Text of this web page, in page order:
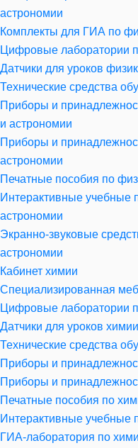
астрономии
Комплекты для ГИА по
Цифровые лаборатории
Датчики для уроков
Технические средства
Приборы и
и астрономии
Приборы и
астрономии
Печатные пособия по
Интерактивные учебные
астрономии
Экранно-звуковые
астрономии
Кабинет химии
Специализированная
Цифровые лаборатории
Датчики для уроков химии
Технические средства
Приборы и
Приборы и
Печатные пособия по
Интерактивные учебные
ГИА-лаборатория по